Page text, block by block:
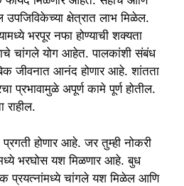
उपजिविकेच्या क्षेत्रात लाभ मिळेल.
भरपूर नफा होण्याची शक्यता
चांगले योग आहेत. पालकांशी संबंध
जीवनात आनंद होणार आहे. शांतता
प्रभावामुळे अपूर्ण कामे पूर्ण होतील.
राहील.
प्रगती होणार आहे. जर तुम्ही नोकरी
भरघोस यश मिळणार आहे. बुध
प्रयत्नांमध्ये चांगले यश मिळेल आणि